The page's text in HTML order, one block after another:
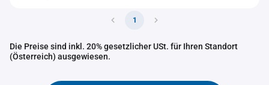
1
Die Preise sind inkl. 20% gesetzlicher USt. für Ihren Standort
(Österreich) ausgewiesen.